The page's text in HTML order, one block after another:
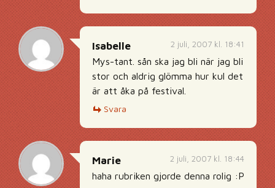
2 juli, 2007 kl. 18:41
Isabelle
Mys-tant. sån ska jag bli när jag bli
stor och aldrig glömma hur kul det
är att åka på festival.
Svara
2 juli, 2007 kl. 18:44
Marie
haha rubriken gjorde denna rolig :P